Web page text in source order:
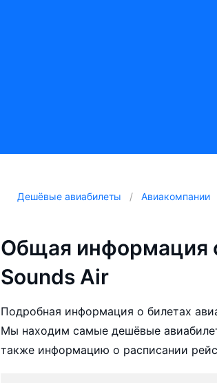
Дешёвые авиабилеты Авиакомпании
Общая информация
Sounds Air
Подробная информация о билетах
Мы находим самые дешёвые
также информацию о расписании